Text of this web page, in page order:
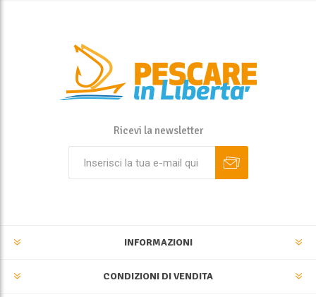
Ricevi la newsletter
INFORMAZIONI
CONDIZIONI DI VENDITA